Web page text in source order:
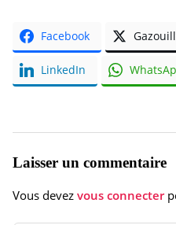
Facebook
LinkedIn
Laisser un commentaire
Vous devez vous connecter